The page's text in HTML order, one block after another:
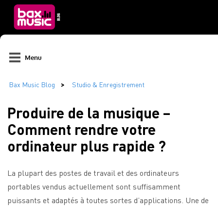
Menu
Produire de la musique –
Comment rendre votre
ordinateur plus rapide ?
La plupart des postes de travail et des ordinateurs
portables vendus actuellement sont suffisamment
puissants et adaptés à toutes sortes d’applications. Une de